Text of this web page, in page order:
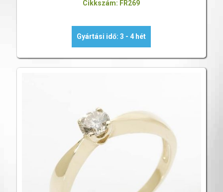
Cikkszám: FR269
Gyártási idő: 3 - 4 hét